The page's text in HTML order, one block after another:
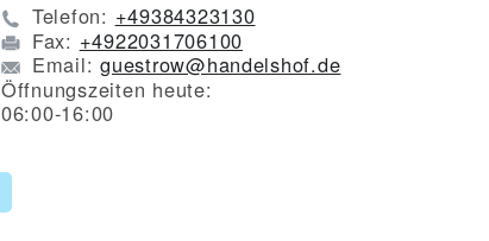
Telefon: +49384323130
Fax: +4922031706100
Email:guestrow@handelshof.de
Öffnungszeiten heute:
06:00-16:00